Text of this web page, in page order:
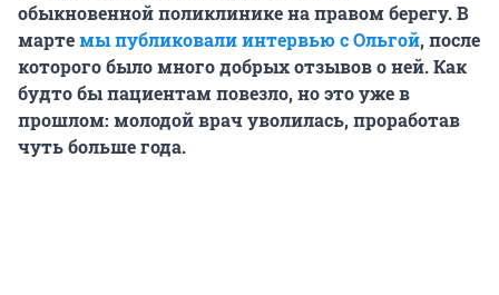
обыкновенной поликлинике на правом берегу. В
мартемы публиковали интервью с Ольгой, после
которого было много добрых отзывов о ней. Как
будто бы пациентам повезло, но это уже в
прошлом: молодой врач уволилась, проработав
чуть больше года.